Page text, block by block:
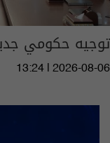
توجيه حكومي
13:24 | 2026-08-06